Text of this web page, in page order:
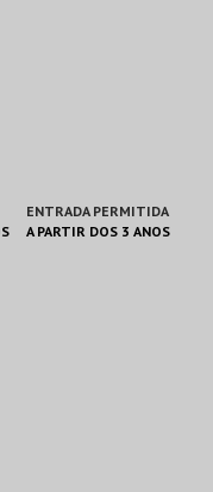
ENTRADA PERMITIDA
A PARTIR DOS 3 ANOS